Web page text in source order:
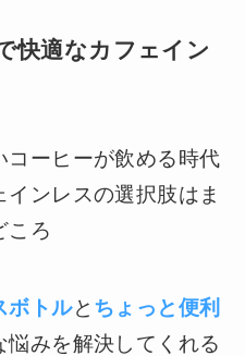
快適なカフェイン
コーヒーが飲める時代
ンレスの選択肢はま
ころ
ボトルと ちょっと便利
悩みを解決してくれる